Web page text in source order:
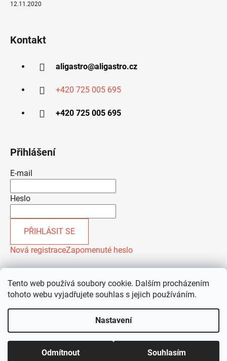
Tento web používá soubory cookie. Dalším procházením
tohoto webu vyjadřujete souhlas s jejich používáním.
Nastavení
Odmítnout Souhlasím
12.11.2020
Kontakt
aligastro@aligastro.cz
+420 725 005 695
+420 725 005 695
Přihlášení
E-mail
Heslo
PŘIHLÁSIT SE
Nová registraceZapomenuté heslo
Vytvořil Shoptet
Copyright 2026ALIGASTRO . Všechna práva vyhrazena.